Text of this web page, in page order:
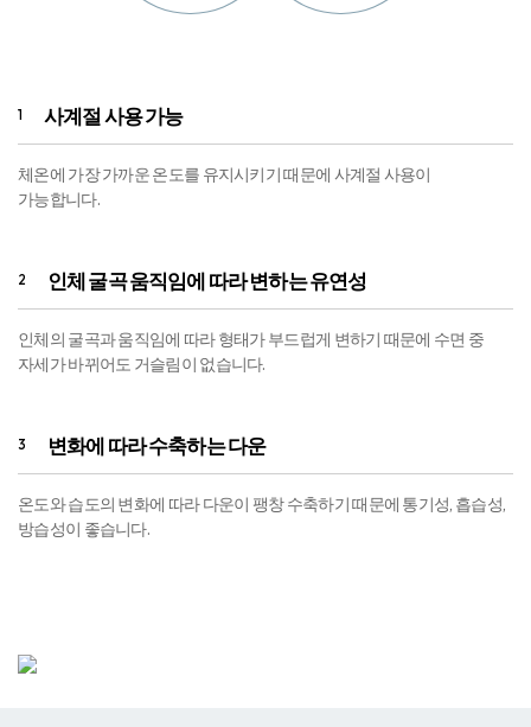
1 사계절 사용 가능
체온에 가장 가까운 온도를 유지시키기 때문에 사계절 사용이
가능합니다.
2 인체 굴곡 움직임에 따라 변하는 유연성
인체의 굴곡과 움직임에 따라 형태가 부드럽게 변하기 때문에 수면 중
자세가 바뀌어도 거슬림이 없습니다.
3 변화에 따라 수축하는 다운
온도와 습도의 변화에 따라 다운이 팽창 수축하기 때문에 통기성, 흡습성,
방습성이 좋습니다.